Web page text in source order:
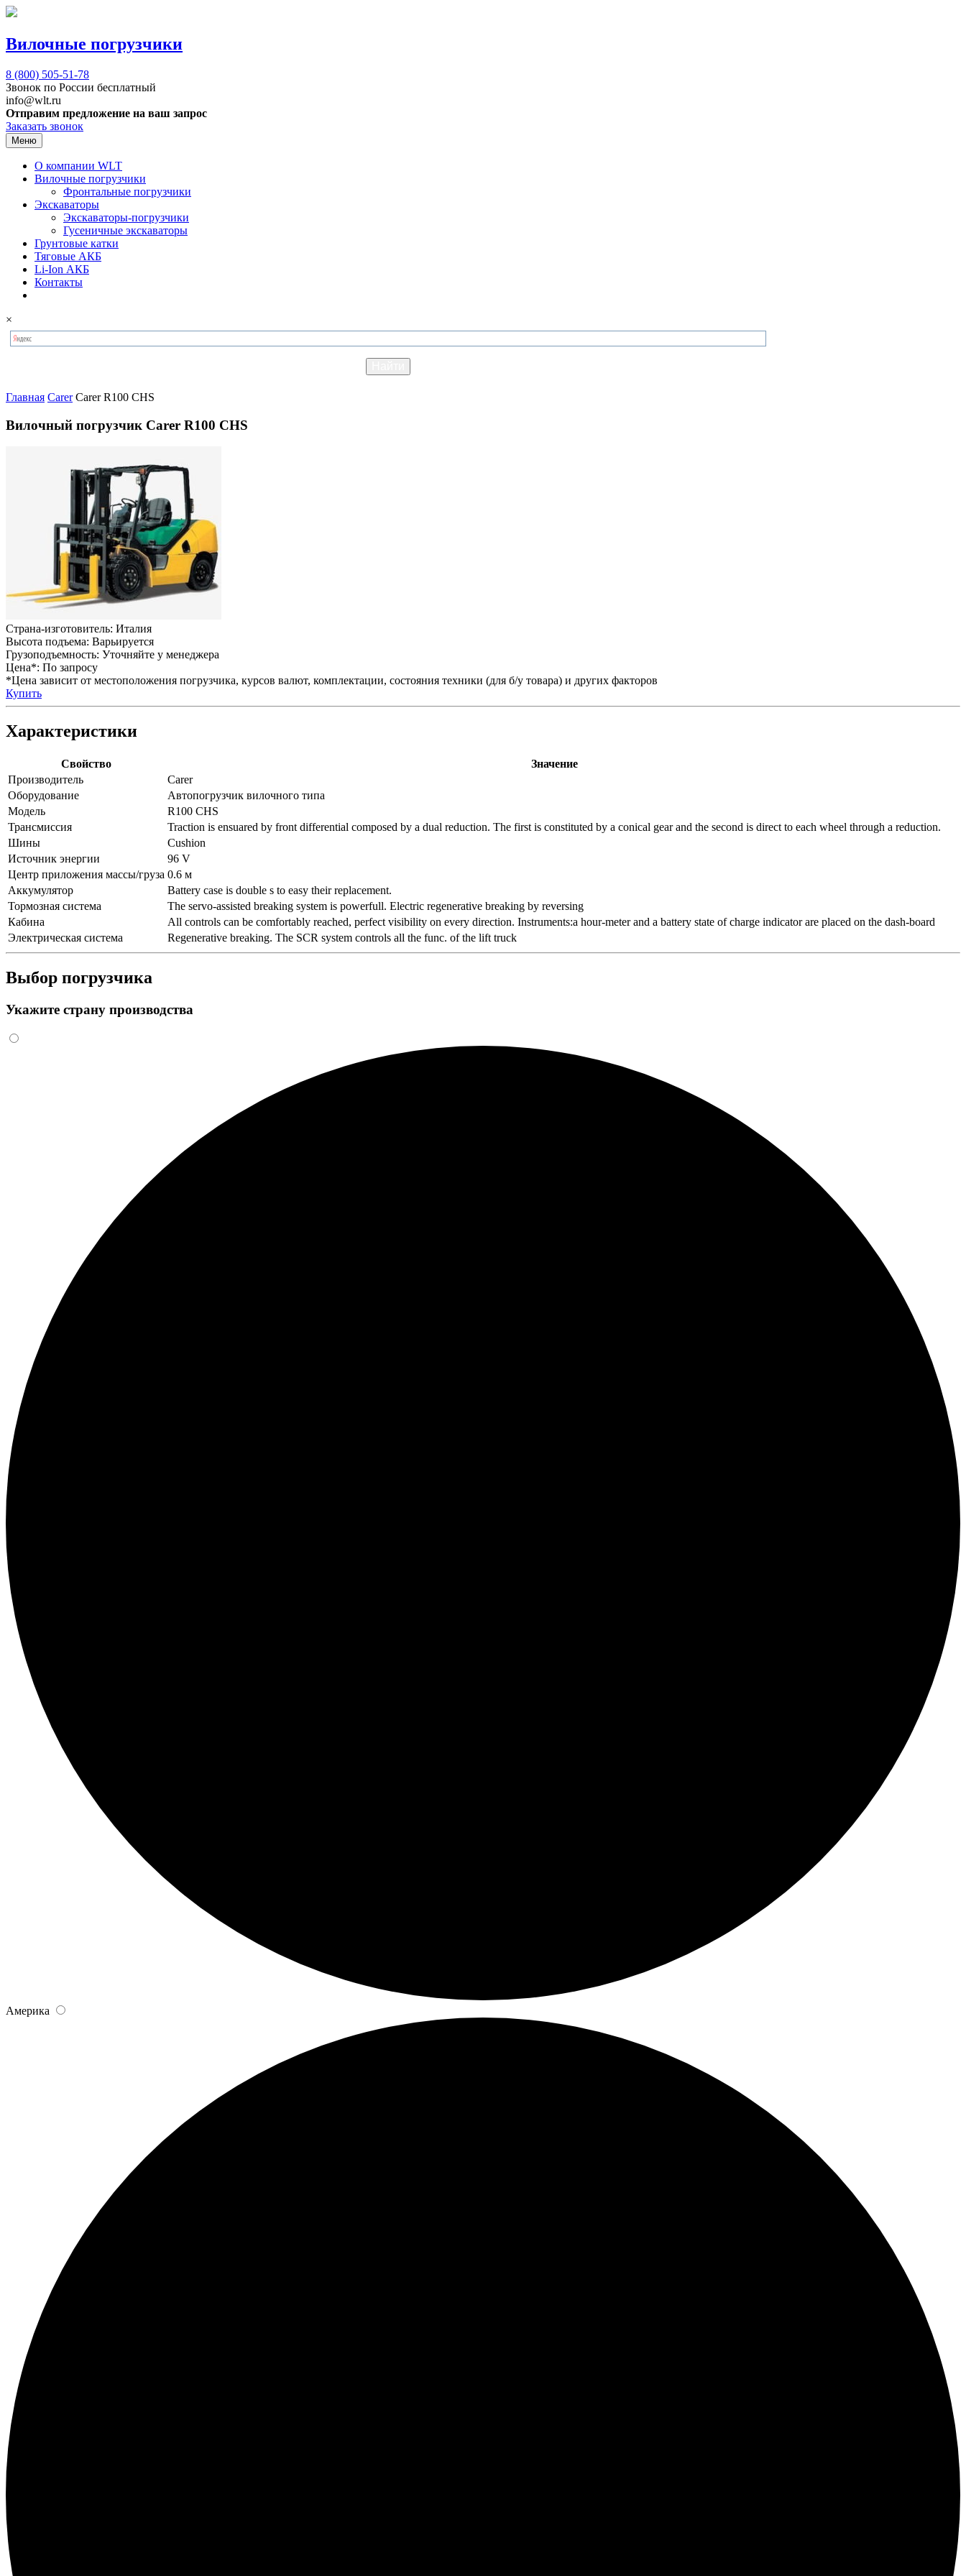
Вилочные погрузчики
8 (800) 505-51-78
Звонок по России бесплатный
info@wlt.ru
Отправим предложение на ваш запрос
Заказать звонок
Меню
О компании WLT
Вилочные погрузчики
Фронтальные погрузчики
Экскаваторы
Экскаваторы-погрузчики
Гусеничные экскаваторы
Грунтовые катки
Тяговые АКБ
Li-Ion АКБ
Контакты
×
Главная Carer Carer R100 CHS
Вилочный погрузчик Carer R100 CHS
Страна-изготовитель: Италия
Высота подъема: Варьируется
Грузоподъемность: Уточняйте у менеджера
Цена*: По запросу
*Цена зависит от местоположения погрузчика, курсов валют, комплектации, состояния техники (для б/у товара) и других факторов
Купить
Характеристики
Свойство
Значение
Производитель
Carer
Оборудование
Автопогрузчик вилочного типа
Модель
R100 CHS
Трансмиссия
Traction is ensuared by front differential composed by a dual reduction. The first is constituted by a conical gear and the second is direct to each wheel through a reduction.
Шины
Cushion
Источник энергии
96 V
Центр приложения массы/груза 0.6 м
Аккумулятор
Battery case is double s to easy their replacement.
Тормозная система
The servo-assisted breaking system is powerfull. Electric regenerative breaking by reversing
Кабина
All controls can be comfortably reached, perfect visibility on every direction. Instruments:a hour-meter and a battery state of charge indicator are placed on the dash-board
Электрическая система
Regenerative breaking. The SCR system controls all the func. of the lift truck
Выбор погрузчика
Укажите страну производства
Америка